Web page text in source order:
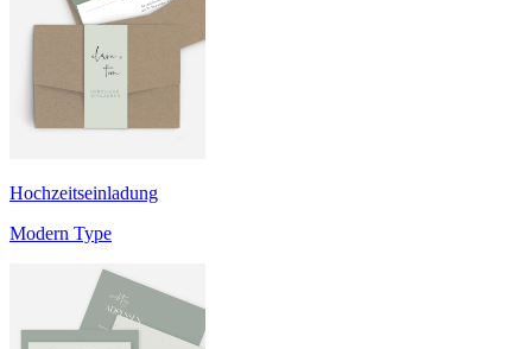
Hochzeitseinladung
Modern Type